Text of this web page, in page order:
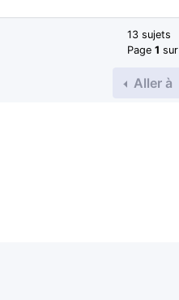
13 sujets
Page 1 sur
Aller à